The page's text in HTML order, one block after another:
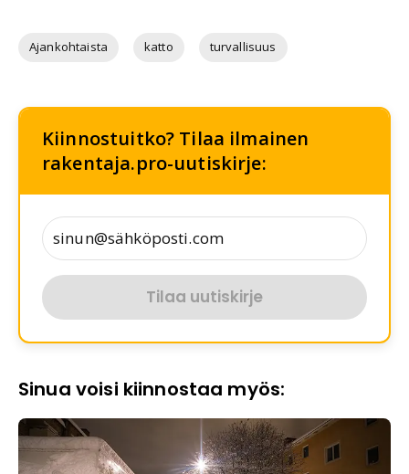
Ajankohtaista katto turvallisuus
Kiinnostuitko? Tilaa ilmainen
rakentaja.pro-uutiskirje:
Tilaa uutiskirje
Sinua voisi kiinnostaa myös: